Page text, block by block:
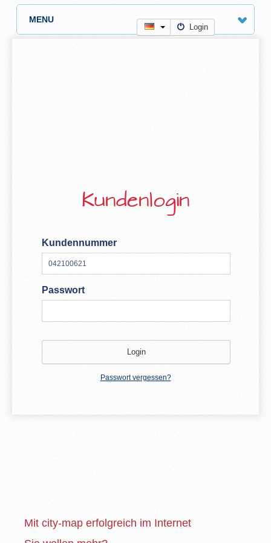
MENU
Login
Kundenlogin
Kundennummer
Passwort
Passwort vergessen?
Mit city-map erfolgreich im Internet